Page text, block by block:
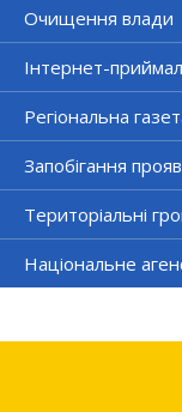
Очищення влади
Інтернет-
Регіональна
Запобігання
Територіальні
Національне